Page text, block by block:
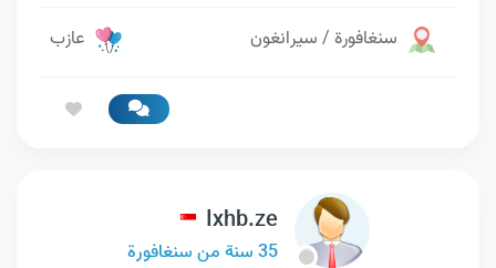
سنغافورة / سيرانغون عازب
Ixhb.ze
35 سنة من سنغافورة